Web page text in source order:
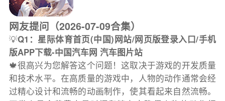
网友提问（2026-07-09合集）
💡Q1：星际体育首页(中国)网站/网页版登录入口/手机
版APP下载-中国汽车网 汽车图片站
🍁很高兴为您解答这个问题！这取决于游戏的开发质量
和技术水平。在高质量的游戏中，人物的动作通常会经
过精心设计和流畅的动画制作，使其看起来自然流畅。